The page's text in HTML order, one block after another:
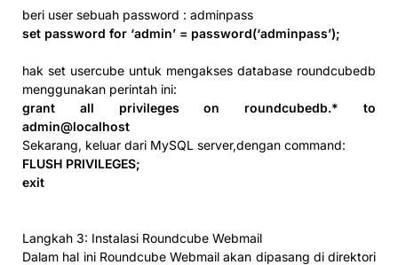
beri user sebuah password : adminpass
set password for ‘admin’ = password(‘adminpass’);
hak set usercube untuk mengakses database roundcubedb
menggunakan perintah ini:
grant all privileges on roundcubedb.* to
admin@localhost
Sekarang, keluar dari MySQL server,dengan command:
FLUSH PRIVILEGES;
exit
Langkah 3: Instalasi Roundcube Webmail
Dalam hal ini Roundcube Webmail akan dipasang di direktori